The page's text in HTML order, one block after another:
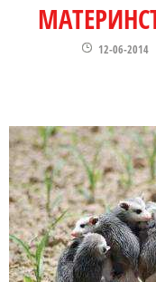
12-06-2014